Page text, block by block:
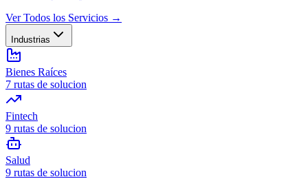
Ver Todos los Servicios →
Industrias
Bienes Raíces
7 rutas de solucion
Fintech
9 rutas de solucion
Salud
9 rutas de solucion